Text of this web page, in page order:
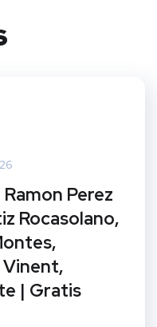
Perez
Rocasolano,
| Gratis